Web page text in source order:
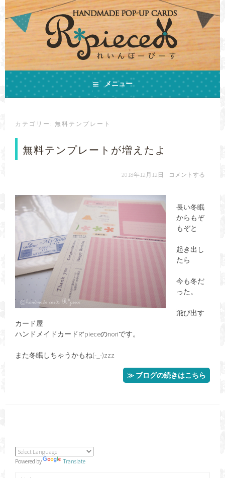
コ
ン
テ
ン
ツ
へ
キ
ッ
プ
ハンドメイドカード
R*PIECE(れいんぼーぴ
ーす)
手作りの飛び出すカードとHAPPYをお届けします
メニュー
カテゴリー:無料テンプレート
無料テンプレートが増えたよ
2018年12月12日 コメントする
長い冬眠
からもぞ
もぞと
起き出し
たら
今も冬だ
った。
飛び出す
カード屋
ハンドメイドカードR*pieceのnoriです。
また冬眠しちゃうかもね(-_-)zzz
≫ ブログの続きはこちら
Powered by
Translate